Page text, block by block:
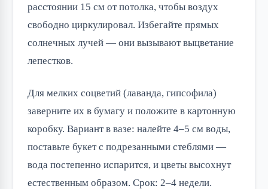
расстоянии 15 см от потолка, чтобы воздух
свободно циркулировал. Избегайте прямых
солнечных лучей — они вызывают выцветание
лепестков.
Для мелких соцветий (лаванда, гипсофила)
заверните их в бумагу и положите в картонную
коробку. Вариант в вазе: налейте 4–5 см воды,
поставьте букет с подрезанными стеблями —
вода постепенно испарится, и цветы высохнут
естественным образом. Срок: 2–4 недели.